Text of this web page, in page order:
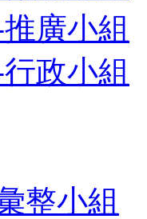
廣小組
政小組
整小組